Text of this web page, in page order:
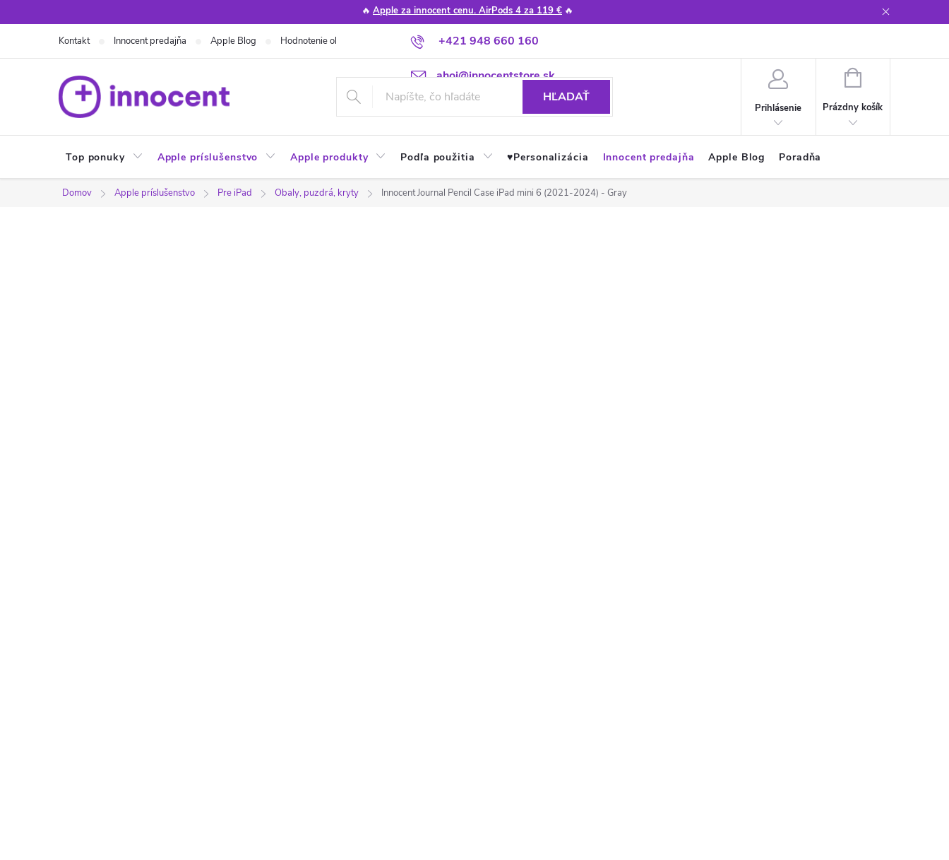
na
🔥 Apple za innocent cenu. AirPods 4 za 119 € 🔥
+421 948 660 160
ahoj@innocentstore.sk
Kontakt Innocent predajňa Apple Blog Hodnotenie obchodu Poradňa Apple návody a tipy
HĽADAŤ
Prihlásenie
NÁKUPNÝ
Prázdny košík
Top ponuky Apple príslušenstvo Apple produkty Podľa použitia ♥︎Personalizácia Innocent predajňa Apple Blog Poradňa
Domov Apple príslušenstvo Pre iPad Obaly, puzdrá, kryty Innocent Journal Pencil Case iPad mini 6 (2021-2024) - Gray